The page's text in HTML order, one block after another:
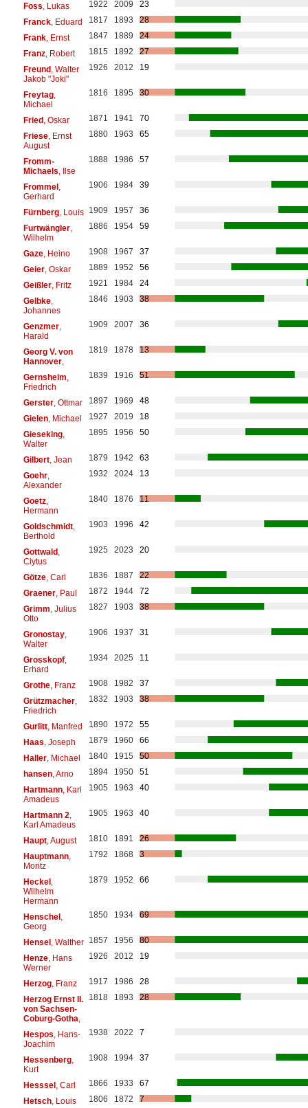
Foss , Lukas 1922 2009
23
Franck, Eduard 1817 1893
28
Frank, Ernst 1847 1889
24
Franz, Robert 1815 1892
27
Freund, Walter
Jakob "Joki"
1926 2012 19
Freytag,
Michael
1816 1895 30
Fried, Oskar 1871 1941
70
Friese, Ernst
August
1880 1963 65
Fromm-
Michaels , Ilse
1888 1986 57
Frommel,
Gerhard
1906 1984 39
Fürnberg, Louis 1909 1957
36
Furtwängler,
Wilhelm
1886 1954 59
Gaze, Heino 1908 1967
37
Geier, Oskar 1889 1952
56
Geißler, Fritz 1921 1984
24
Gelbke,
Johannes
1846 1903 38
Genzmer,
Harald
1909 2007 36
Georg V. von
Hannover,
1819 1878 13
Gernsheim
Friedrich
1839 1916 51
Gerster, Ottmar 1897 1969
48
Gielen, Michael 1927 2019
18
Gieseking,
Walter
1895 1956 50
Gilbert, Jean 1879 1942
63
Goehr,
Alexander
1932 2024 13
Goetz,
Hermann
1840 1876 11
Goldschmidt,
Berthold
1903 1996 42
Gottwald,
Clytus
1925 2023 20
Götze, Carl 1836 1887
22
Graener, Paul 1872 1944
72
Grimm , Julius
Otto
1827 1903 38
Gronostay,
Walter
1906 1937 31
Grosskopf,
Erhard
1934 2025 11
Grothe, Franz 1908 1982
37
Grützmacher,
Friedrich
1832 1903 38
Gurlitt, Manfred 1890 1972
55
Haas , Joseph 1879 1960
66
Haller, Michael 1840 1915
50
hansen, Arno 1894 1950
51
Hartmann, Karl
Amadeus
1905 1963 40
Hartmann 2
Karl Amadeus
1905 1963 40
Haupt, August 1810 1891
26
Hauptmann,
Moritz
1792 1868 3
Heckel,
Wilhelm
Hermann
1879 1952 66
Henschel,
Georg
1850 1934 69
Hensel, Walther 1857 1956
80
Henze, Hans
Werner
1926 2012 19
Herzog, Franz 1917 1986
28
Herzog Ernst II.
von Sachsen-
Coburg-Gotha
1818 1893 28
Hespos , Hans-
Joachim
1938 2022 7
Hessenberg,
Kurt
1908 1994 37
Hesssel, Carl 1866 1933
67
Hetsch, Louis 1806 1872
7